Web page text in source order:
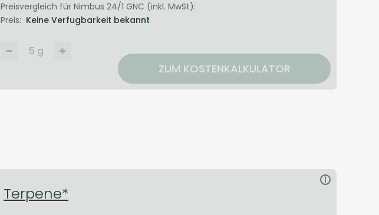
Preisvergleich für Nimbus 24/1 GNC (inkl. MwSt):
Preis: Keine Verfugbarkeit bekannt
5 g
ZUM KOSTENKALKULATOR
Terpene*
i